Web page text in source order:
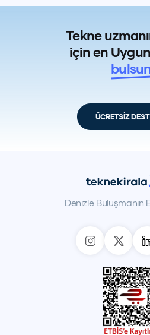
Tekne
için en
ÜCRETSİZ
Denizle Buluşmanın